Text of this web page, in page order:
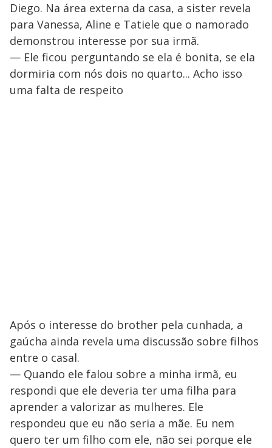
Diego. Na área externa da casa, a sister revela
para Vanessa, Aline e Tatiele que o namorado
demonstrou interesse por sua irmã.
— Ele ficou perguntando se ela é bonita, se ela
dormiria com nós dois no quarto... Acho isso
uma falta de respeito
Após o interesse do brother pela cunhada, a
gaúcha ainda revela uma discussão sobre filhos
entre o casal.
— Quando ele falou sobre a minha irmã, eu
respondi que ele deveria ter uma filha para
aprender a valorizar as mulheres. Ele
respondeu que eu não seria a mãe. Eu nem
quero ter um filho com ele, não sei porque ele